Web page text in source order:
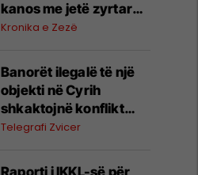
kanos me jetë zyrtarë
institucional, Policia
Kronika e Zezë
Banorët ilegalë të një
objekti në Cyrih
shkaktojnë konflikt
diplomatik mes Zvicrës
Veriut
Telegrafi Zvicer